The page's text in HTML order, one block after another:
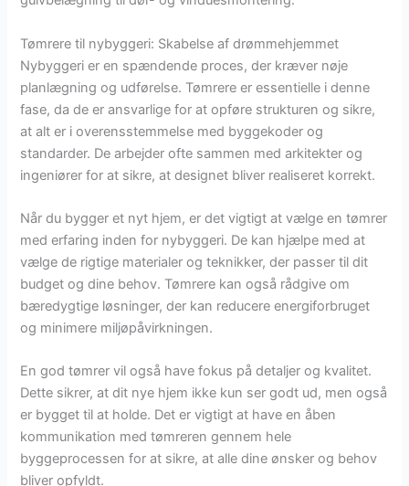
Tømrere til nybyggeri: Skabelse af drømmehjemmet
Nybyggeri er en spændende proces, der kræver nøje
planlægning og udførelse. Tømrere er essentielle i denne
fase, da de er ansvarlige for at opføre strukturen og sikre,
at alt er i overensstemmelse med byggekoder og
standarder. De arbejder ofte sammen med arkitekter og
ingeniører for at sikre, at designet bliver realiseret korrekt.
Når du bygger et nyt hjem, er det vigtigt at vælge en tømrer
med erfaring inden for nybyggeri. De kan hjælpe med at
vælge de rigtige materialer og teknikker, der passer til dit
budget og dine behov. Tømrere kan også rådgive om
bæredygtige løsninger, der kan reducere energiforbruget
og minimere miljøpåvirkningen.
En god tømrer vil også have fokus på detaljer og kvalitet.
Dette sikrer, at dit nye hjem ikke kun ser godt ud, men også
er bygget til at holde. Det er vigtigt at have en åben
kommunikation med tømreren gennem hele
byggeprocessen for at sikre, at alle dine ønsker og behov
bliver opfyldt.